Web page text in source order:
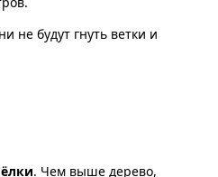
не будут гнуть ветки и
. Чем выше дерево,